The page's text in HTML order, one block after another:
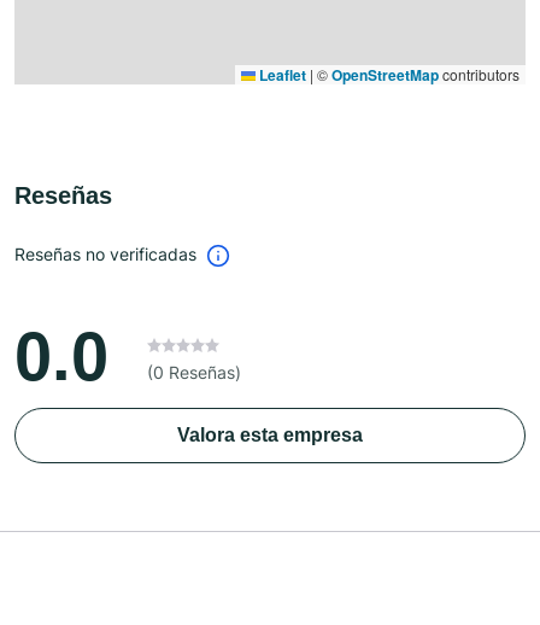
Leaflet | ©OpenStreetMapcontributors
Reseñas
Reseñas no verificadas
0.0 (0 Reseñas)
Valora esta empresa